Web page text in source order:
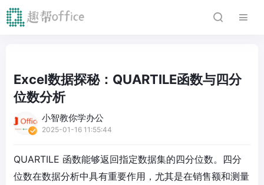
Excel数据探秘：QUARTILE函数与四分
位数分析
小智教你学办公
2025-01-16 11:55:44
QUARTILE 函数能够返回指定数据集的四分位数。四分
位数在数据分析中具有重要作用，尤其是在销售额和测量